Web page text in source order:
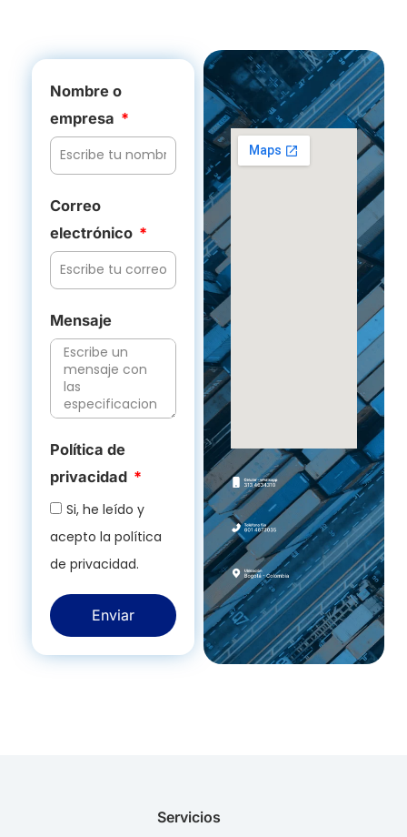
Nombre o
empresa
Correo
electrónico
Mensaje
Política de
privacidad
Si, he leído y
acepto la política
de privacidad.
Enviar
Servicios